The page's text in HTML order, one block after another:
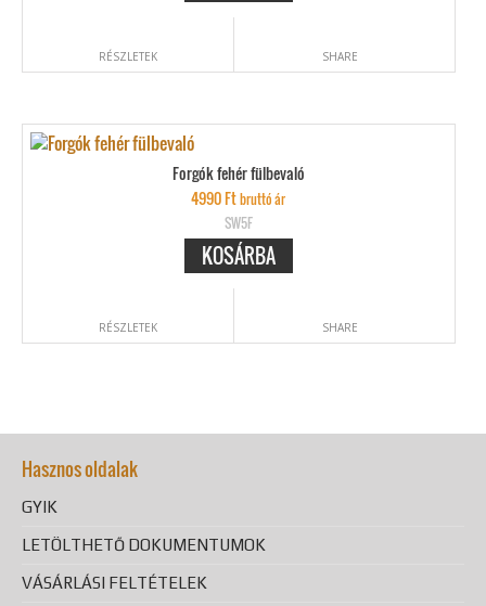
RÉSZLETEK SHARE
Forgók fehér fülbevaló
4990Ftbruttó ár
SW5F
KOSÁRBA
RÉSZLETEK SHARE
Hasznos oldalak
GYIK
LETÖLTHETŐ DOKUMENTUMOK
VÁSÁRLÁSI FELTÉTELEK